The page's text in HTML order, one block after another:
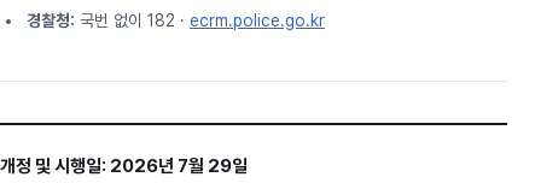
경찰청: 국번 없이 182 · ecrm.police.go.kr
개정 및 시행일: 2026년 7월 29일